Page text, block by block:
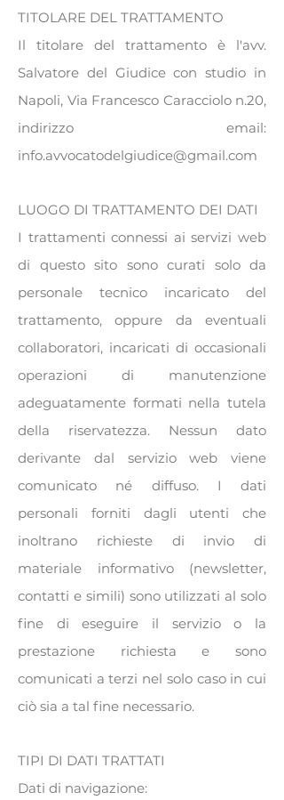
TITOLARE DEL TRATTAMENTO
Il titolare del trattamento è l'avv.
Salvatore del Giudice con studio in
Napoli, Via Francesco Caracciolo n.20,
indirizzo email:
info.avvocatodelgiudice@gmail.com
LUOGO DI TRATTAMENTO DEI DATI
I trattamenti connessi ai servizi web
di questo sito sono curati solo da
personale tecnico incaricato del
trattamento, oppure da eventuali
collaboratori, incaricati di occasionali
operazioni di manutenzione
adeguatamente formati nella tutela
della riservatezza. Nessun dato
derivante dal servizio web viene
comunicato né diffuso. I dati
personali forniti dagli utenti che
inoltrano richieste di invio di
materiale informativo (newsletter,
contatti e simili) sono utilizzati al solo
fine di eseguire il servizio o la
prestazione richiesta e sono
comunicati a terzi nel solo caso in cui
ciò sia a tal fine necessario.
TIPI DI DATI TRATTATI
Dati di navigazione: